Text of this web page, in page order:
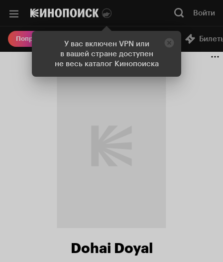
У вас включен VPN или
в вашей стране доступен
не весь каталог Кинопоиска
Войти
Попробовать Плюс Онлайн-кинотеатр
Dohai Doyal